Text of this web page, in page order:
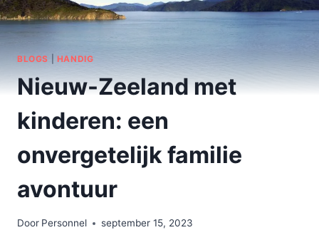
BLOGS HANDIG
Nieuw-Zeeland met
kinderen: een
onvergetelijk familie
avontuur
Door Personnel september 15, 2023